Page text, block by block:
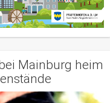
Mainburg heim